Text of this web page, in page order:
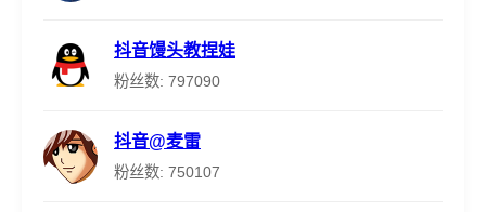
抖音馒头教捏娃
粉丝数: 797090
抖音@麦雷
粉丝数: 750107